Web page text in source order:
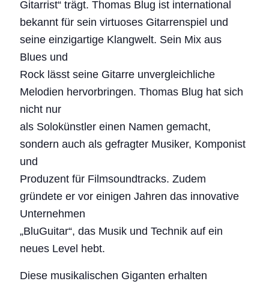
Gitarrist“ trägt. Thomas Blug ist international
bekannt für sein virtuoses Gitarrenspiel und
seine einzigartige Klangwelt. Sein Mix aus
Blues und
Rock lässt seine Gitarre unvergleichliche
Melodien hervorbringen. Thomas Blug hat sich
nicht nur
als Solokünstler einen Namen gemacht,
sondern auch als gefragter Musiker, Komponist
und
Produzent für Filmsoundtracks. Zudem
gründete er vor einigen Jahren das innovative
Unternehmen
„BluGuitar“, das Musik und Technik auf ein
neues Level hebt.
Diese musikalischen Giganten erhalten